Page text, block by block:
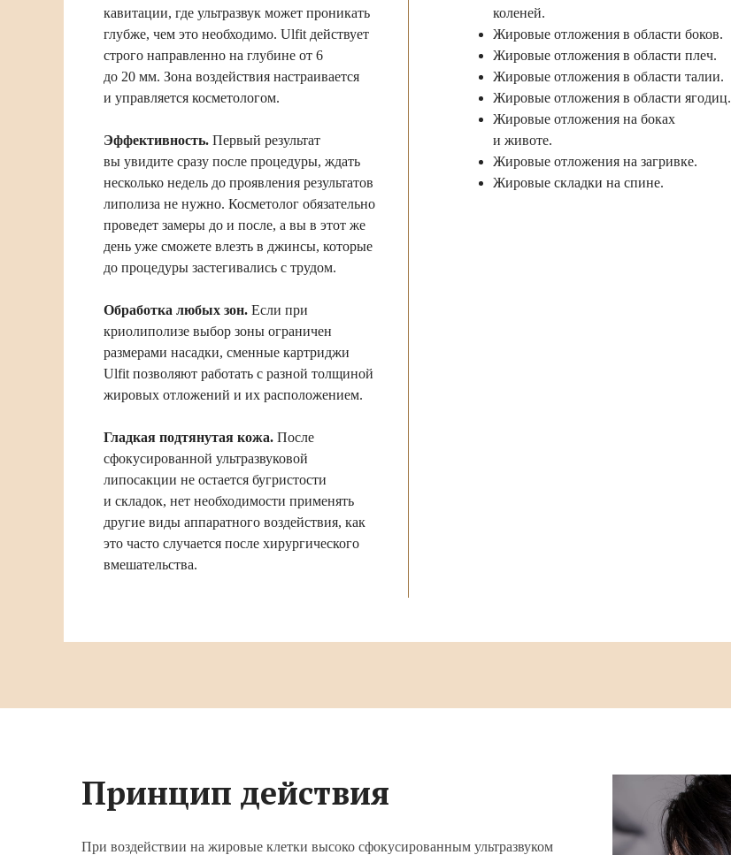
кавитации, где ультразвук может проникать
глубже, чем это необходимо. Ulfit действует
строго направленно на глубине от 6
до 20 мм. Зона воздействия настраивается
и управляется косметологом.
Эффективность. Первый результат
вы увидите сразу после процедуры, ждать
несколько недель до проявления результатов
липолиза не нужно. Косметолог обязательно
проведет замеры до и после, а вы в этот же
день уже сможете влезть в джинсы, которые
до процедуры застегивались с трудом.
Обработка любых зон. Если при
криолиполизе выбор зоны ограничен
размерами насадки, сменные картриджи
Ulfit позволяют работать с разной толщиной
жировых отложений и их расположением.
Гладкая подтянутая кожа. После
сфокусированной ультразвуковой
липосакции не остается бугристости
и складок, нет необходимости применять
другие виды аппаратного воздействия, как
это часто случается после хирургического
вмешательства.
коленей.
Жировые отложения в области боков.
Жировые отложения в области плеч.
Жировые отложения в области талии.
Жировые отложения в области ягодиц.
Жировые отложения на боках
и животе.
Жировые отложения на загривке.
Жировые складки на спине.
Принцип действия
При воздействии на жировые клетки высоко сфокусированным ультразвуком